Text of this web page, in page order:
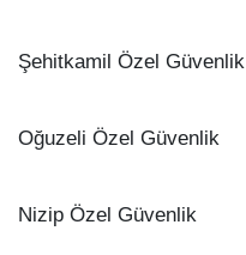
Şehitkamil Özel Güvenlik
Oğuzeli Özel Güvenlik
Nizip Özel Güvenlik